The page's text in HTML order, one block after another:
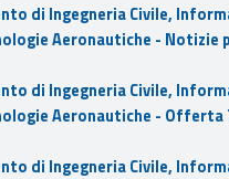
di Ingegneria Civile,
Aeronautiche - Notizie
di Ingegneria Civile,
Aeronautiche - Offerta
di Ingegneria Civile,